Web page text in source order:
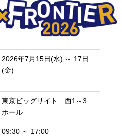
2026年7月15日(水) ～ 17日
(金)
東京ビッグサイト 西1～3
ホール
09:30 ～ 17:00